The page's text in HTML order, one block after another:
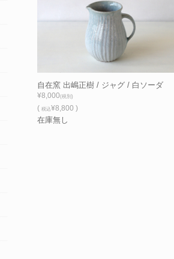
自在窯 出嶋正樹 / ジャグ / 白ソーダ
¥8,000(税別)
( 税込¥8,800 )
在庫無し